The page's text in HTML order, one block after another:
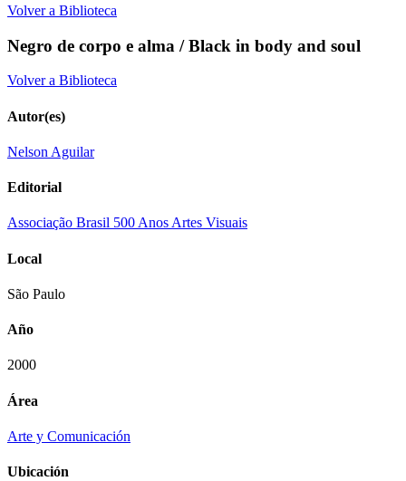
Volver a Biblioteca
Negro de corpo e alma / Black in body and soul
Volver a Biblioteca
Autor(es)
Nelson Aguilar
Editorial
Associação Brasil 500 Anos Artes Visuais
Local
São Paulo
Año
2000
Área
Arte y Comunicación
Ubicación